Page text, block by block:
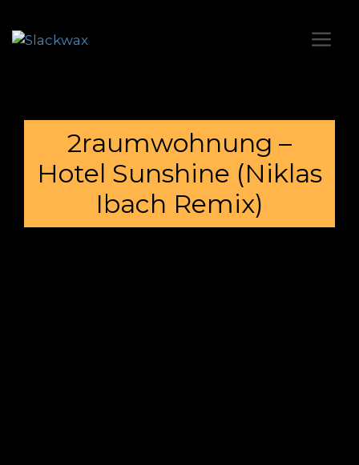
2raumwohnung –
Hotel Sunshine (Niklas
Ibach Remix)